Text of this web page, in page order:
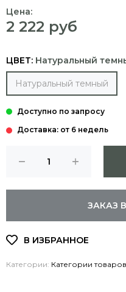
Цена:
2 222 руб
ЦВЕТ: Натуральный
Натуральный темный
Доставка: от 6 недель
ЗАКАЗ
Категории: Категории товаров